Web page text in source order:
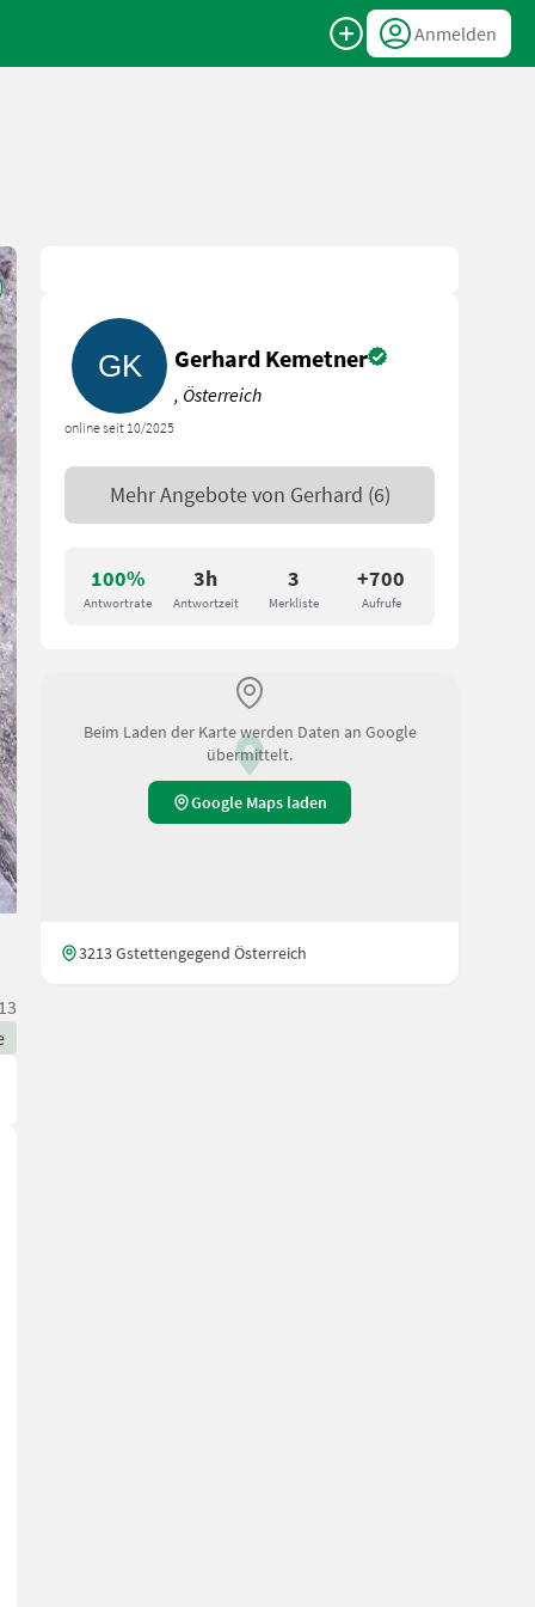
Anmelden
100%
Antwortrate
3h
Antwortzeit
3
Merkliste
+700
Aufrufe
online seit 10/2025
Gerhard Kemetner
, Österreich
Mehr Angebote von Gerhard (6)
Beim Laden der Karte werden Daten an Google
übermittelt.
Google Maps laden
3213 Gstettengegend Österreich